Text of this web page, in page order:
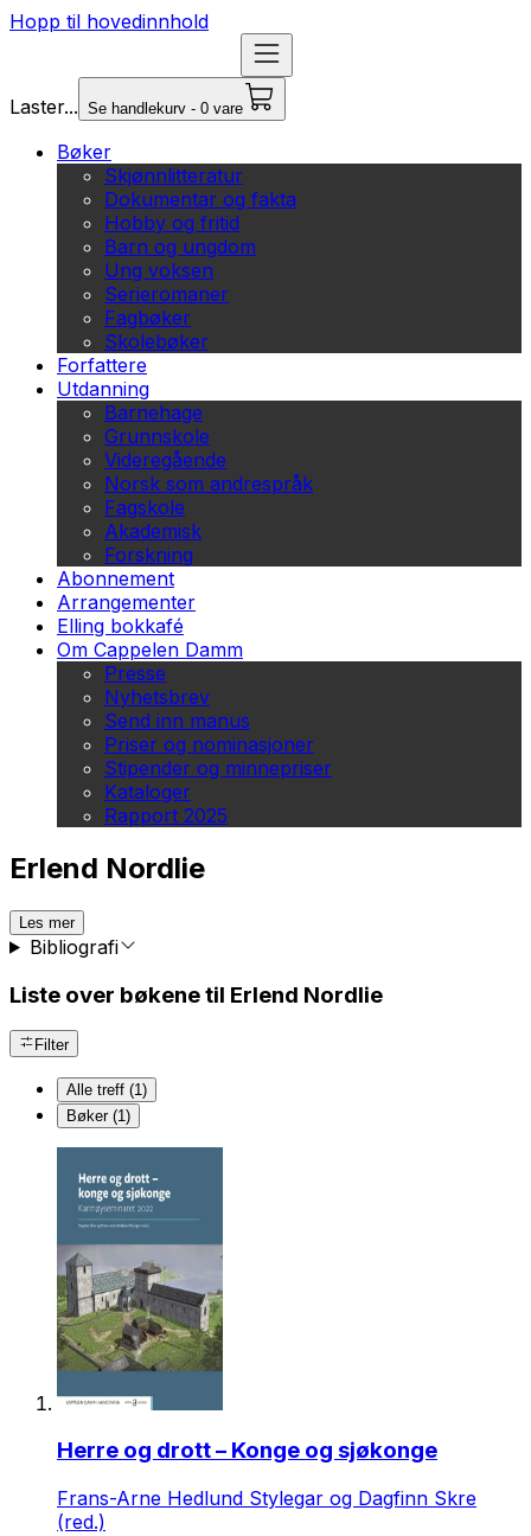
Hopp til hovedinnhold
Laster... Se handlekurv - 0 vare
Bøker
Skjønnlitteratur
Dokumentar og fakta
Hobby og fritid
Barn og ungdom
Ung voksen
Serieromaner
Fagbøker
Skolebøker
Forfattere
Utdanning
Barnehage
Grunnskole
Videregående
Norsk som andrespråk
Fagskole
Akademisk
Forskning
Abonnement
Arrangementer
Elling bokkafé
Om Cappelen Damm
Presse
Nyhetsbrev
Send inn manus
Priser og nominasjoner
Stipender og minnepriser
Kataloger
Rapport 2025
Erlend Nordlie
Les mer
Bibliografi
Liste over bøkene til Erlend Nordlie
Filter
Alle treff (1)
Bøker (1)
Herre og drott – Konge og sjøkonge
Frans-Arne Hedlund Stylegar og Dagfinn Skre
(red.)